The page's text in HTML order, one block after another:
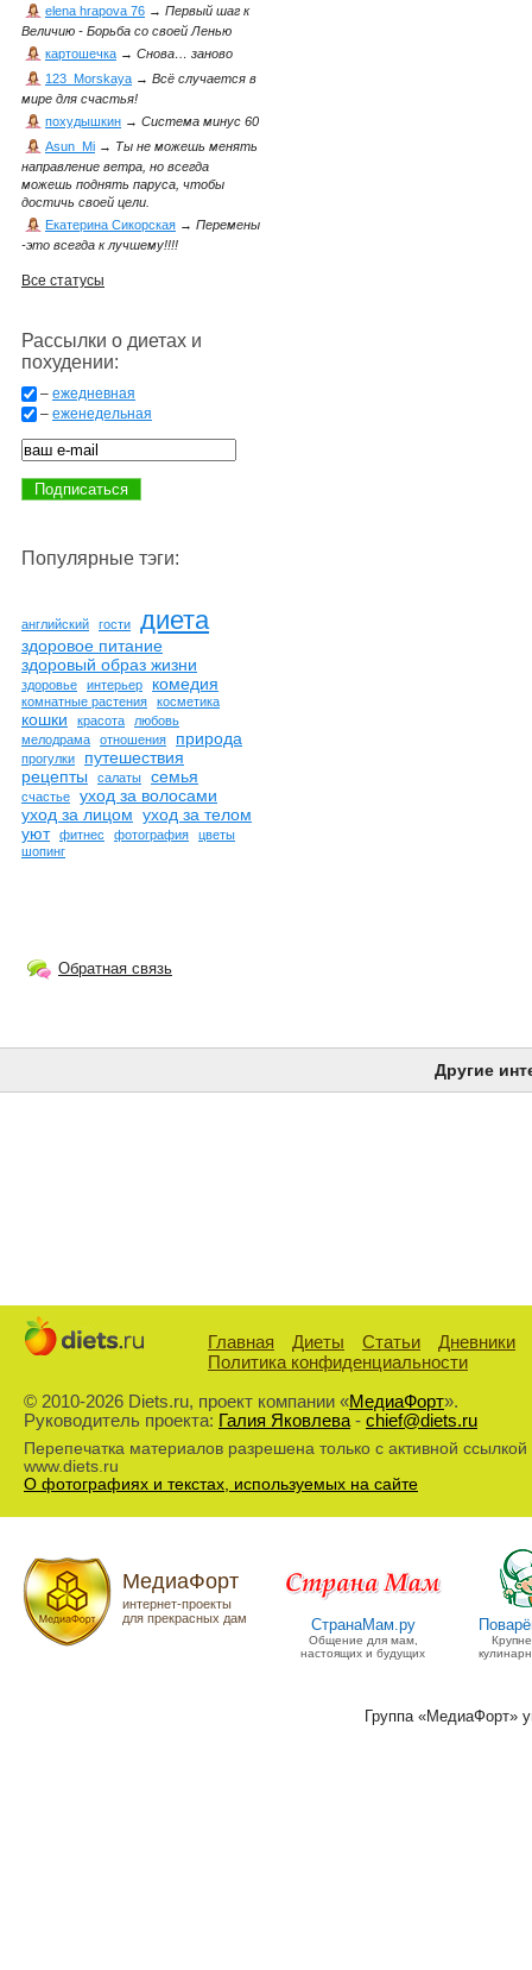
elena hrapova 76 → Первый шаг к
Величию - Борьба со своей Ленью
картошечка → Снова… заново
123_Morskaya → Всё случается в
мире для счастья!
похудышкин → Система минус 60
Asun_Mi → Ты не можешь менять
направление ветра, но всегда
можешь поднять паруса, чтобы
достичь своей цели.
Екатерина Сикорская → Перемены
-это всегда к лучшему!!!!
Все статусы
Рассылки о диетах и
похудении:
– ежедневная
– еженедельная
Популярные тэги:
английский гости диета
здоровое питание
здоровый образ жизни
здоровье интерьер комедия
комнатные растения косметика
кошки красота
любовь
мелодрама
отношения природа
прогулки
путешествия
рецепты
салаты семья
счастье
уход за волосами
уход за лицом уход за телом
уют
фитнес фотография
цветы
шопинг
Обратная связь
Другие
Главная Диеты Статьи
Дневники
Политика конфиденциальности
© 2010-2026 Diets.ru, проект компании «МедиаФорт».
Руководитель проекта: Галия Яковлева- chief@diets.ru
Перепечатка материалов разрешена только с активной ссылкой
www.diets.ru
О фотографиях и текстах, используемых на сайте
МедиаФорт
интернет-проекты
для прекрасных дам
СтранаМам.ру
Общение для мам,
настоящих и будущих
Группа «МедиаФорт»